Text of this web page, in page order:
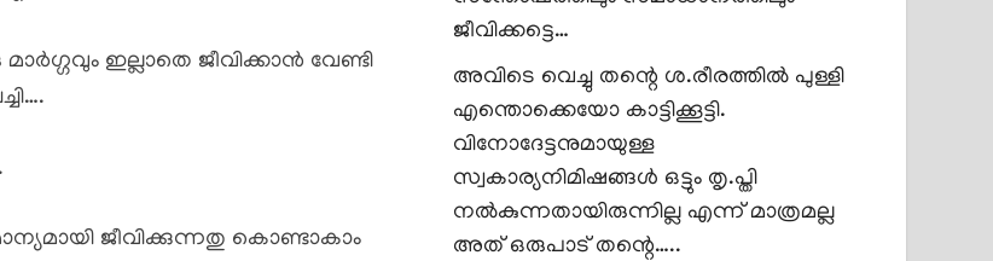
ഇല്ലാതെ ജീവിക്കാൻ വേണ്ടി
ജീവിക്കുന്നതു കൊണ്ടാകാം
ജീവിക്കട്ടെ…
അവിടെ വെച്ചു തന്റെ ശ.രീരത്തിൽ പുള്ളി
എന്തൊക്കെയോ കാട്ടിക്കൂട്ടി.
വിനോദേട്ടനുമായുള്ള
സ്വകാര്യനിമിഷങ്ങൾ ഒട്ടും തൃ.പ്തി
നൽകുന്നതായിരുന്നില്ല എന്ന് മാത്രമല്ല
അത് ഒരുപാട് തന്റെ…..